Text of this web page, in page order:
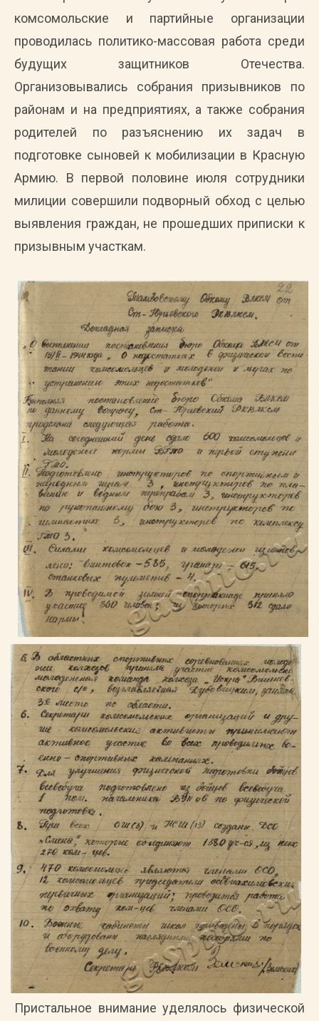
комсомольские и партийные организации
проводилась политико-массовая работа среди
будущих защитников Отечества.
Организовывались собрания призывников по
районам и на предприятиях, а также собрания
родителей по разъяснению их задач в
подготовке сыновей к мобилизации в Красную
Армию. В первой половине июля сотрудники
милиции совершили подворный обход с целью
выявления граждан, не прошедших приписки к
призывным участкам.
Пристальное внимание уделялось физической